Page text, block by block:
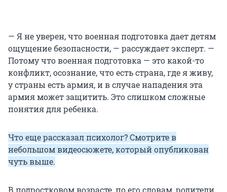
— Я не уверен, что военная подготовка дает детям
ощущение безопасности, — рассуждает эксперт. —
Потому что военная подготовка — это какой-то
конфликт, осознание, что есть страна, где я живу,
у страны есть армия, и в случае нападения эта
армия может защитить. Это слишком сложные
понятия для ребенка.
Что еще рассказал психолог? Смотрите в
небольшом видеосюжете, который опубликован
чуть выше.
В подростковом возрасте, по его словам, родители